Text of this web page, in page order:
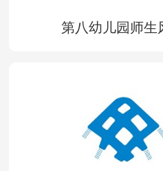
第八幼儿园师生